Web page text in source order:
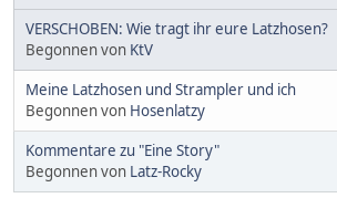
VERSCHOBEN: Wie tragt ihr eure Latzhosen?
Begonnen von KtV
Meine Latzhosen und Strampler und ich
Begonnen von Hosenlatzy
Kommentare zu "Eine Story"
Begonnen von Latz-Rocky